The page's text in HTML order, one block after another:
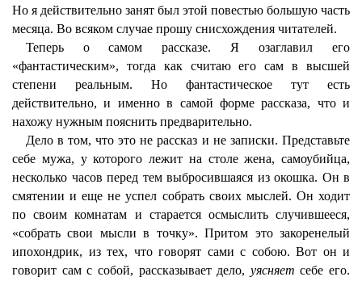
Но я действительно занят был этой повестью большую часть
месяца. Во всяком случае прошу снисхождения читателей.
Теперь о самом рассказе. Я озаглавил его
«фантастическим», тогда как считаю его сам в высшей
степени реальным. Но фантастическое тут есть
действительно, и именно в самой форме рассказа, что и
нахожу нужным пояснить предварительно.
Дело в том, что это не рассказ и не записки. Представьте
себе мужа, у которого лежит на столе жена, самоубийца,
несколько часов перед тем выбросившаяся из окошка. Он в
смятении и еще не успел собрать своих мыслей. Он ходит
по своим комнатам и старается осмыслить случившееся,
«собрать свои мысли в точку». Притом это закоренелый
ипохондрик, из тех, что говорят сами с собою. Вот он и
говорит сам с собой, рассказывает дело, уясняет себе его.